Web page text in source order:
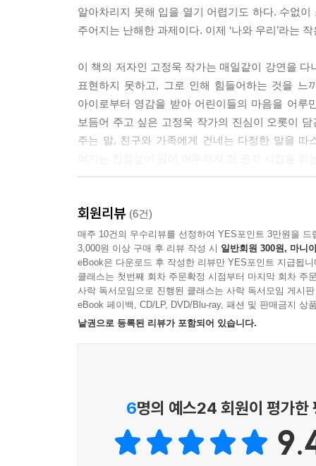
알아차리지 못해 입을 열기 어렵기도 하다. 수없
주어지는 난해한 과제이다. 이제 ‘나와 우리’라는
이 책의 저자인 고정욱 작가는 매일같이 강연을
표현하지 못하고, 그로 인해 힘들어하는 것을
아이로부터 영감을 받아 어린이들의 마음을 어
보듬어 주고 싶은 고정욱 작가의 진심이 오롯이
주는 말, 친구와 가족에게 건네는 다정한 말을
길고 복잡한 마음에 쉼표 같은 여운을 남기는 그림
『고정욱 선생님이 들려주는 다정한 말, 단단한
세계 그림책 독자들에게 감동을 불러일으킨 릴
그림들은 페이지마다 쉼표 같은 여백과 여운을
더해진 릴리아 작가의 그림은 독자들의 마음속에
마음으로 인해 누군가에게 상처받았거나 나 자
1학년 2학기 국어 3. 문장으로 표현해요
2학년 1학기 국어 5. 낱말을 바르고 정확하게 써요
1학년 2학기 국어 6. 고운 말을 해요
회원리뷰 (6건)
매주 10건의 우수리뷰를 선정하여 YES포인트 3만원을 드
3,000원 이상 구매 후 리뷰 작성 시 일반회원 300원, 마니
eBook은 다운로드 후 작성한 리뷰만 YES포인트 지급됩니
클래스는 첫번째 회차 주문확정 시점부터 마지막 회차 주
사락 독서모임으로 진행된 클래스는 사락 독서모임 게시
eBook 페이백, CD/LP, DVD/Blu-ray, 패션 및 판매금지 상
낱권으로 등록된 리뷰가 포함되어 있습니다.
6명의 예스24 회원이 평가한